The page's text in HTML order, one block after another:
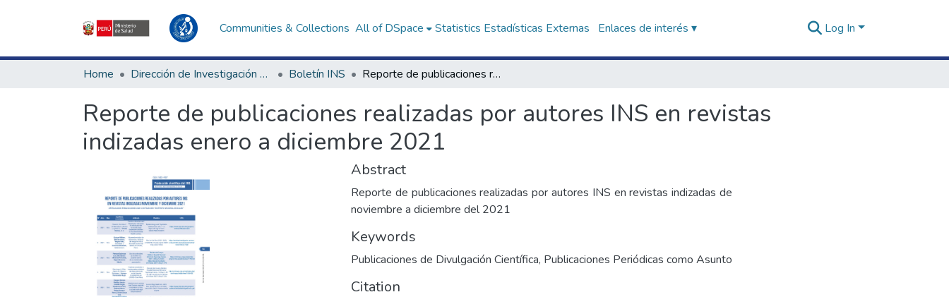
Communities & Collections All of DSpace Statistics Estadísticas Externas Enlaces de interés ▾ Log In
Home Dirección de Investigación e Innovación en Salud Boletín INS Reporte de publicaciones realizadas por autores INS en revistas indizadas enero a diciembre 2021
Reporte de publicaciones realizadas por autores INS en revistas
indizadas enero a diciembre 2021
Abstract
Reporte de publicaciones realizadas por autores INS en revistas indizadas de
noviembre a diciembre del 2021
Keywords
Publicaciones de Divulgación Científica, Publicaciones Periódicas como Asunto
Citation